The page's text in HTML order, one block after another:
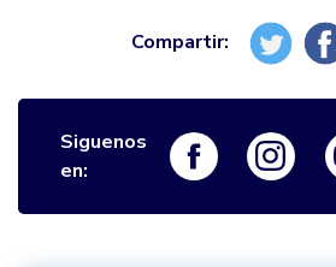
Siguenos
en:
Logo